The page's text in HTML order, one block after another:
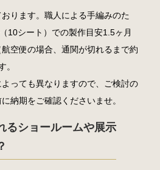
ります。職人による手編みのた
10シート）での製作目安1.5ヶ月
空便の場合、通関が切れるまで約
。
っても異なりますので、ご検討の
納期をご確認くださいませ。
るショールームや展示